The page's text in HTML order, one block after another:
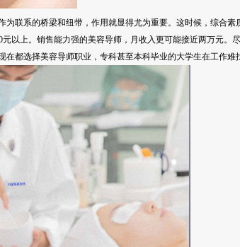
联系的桥梁和纽带，作用就显得尤为重要。这时候，综合
以上。销售能力强的美容导师，月收入更可能接近两万元
都选择美容导师职业，专科甚至本科毕业的大学生在工作难